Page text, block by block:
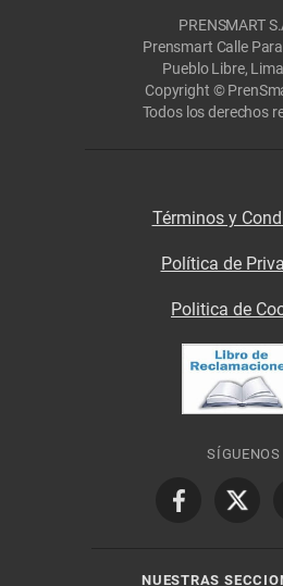
PRENSMART
Prensmart Calle
Pueblo Libre,
Copyright ©
Todos los derechos
Términos y
Política de
Politica de
SÍGUENOS
NUESTRAS